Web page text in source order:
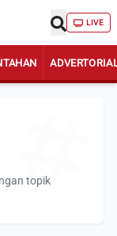
LIVE
topik